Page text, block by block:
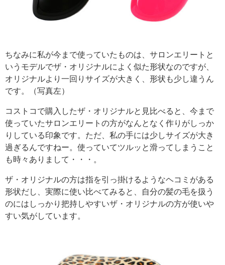
ちなみに私が今まで使っていたものは、サロンエリートと
いうモデルでザ・オリジナルによく似た形状なのですが、
オリジナルより一回りサイズが大きく、形状も少し違うん
です。（写真左）
コストコで購入したザ・オリジナルと見比べると、今まで
使っていたサロンエリートの方がなんとなく作りがしっか
りしている印象です。ただ、私の手には少しサイズが大き
過ぎるんですねー。使っていてツルッと滑ってしまうこと
も時々ありまして・・・。
ザ・オリジナルの方は指を引っ掛けるようなヘコミがある
形状だし、実際に使い比べてみると、自分の髪の毛を扱う
のにはしっかり把持しやすいザ・オリジナルの方が使いや
すい気がしています。